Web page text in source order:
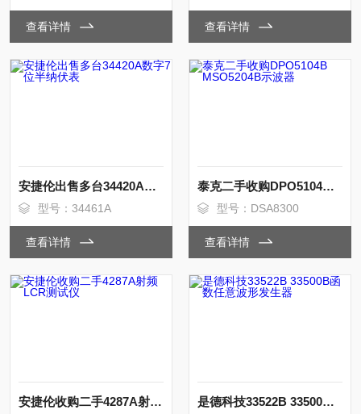
查看详情 查看详情
安捷伦出售多台34420A数字7位半纳伏表
型号：34461A
查看详情
泰克二手收购DPO5104B MSO5204B示波器
型号：DSA8300
查看详情
安捷伦收购二手4287A射频LCR测试仪 是德科技33522B 33500B函数任意波形发生器